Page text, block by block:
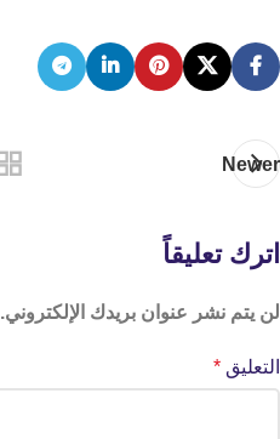
Newer
اترك تعليقاً
لن يتم نشر عنوان بريدك الإلكتروني.
التعليق *